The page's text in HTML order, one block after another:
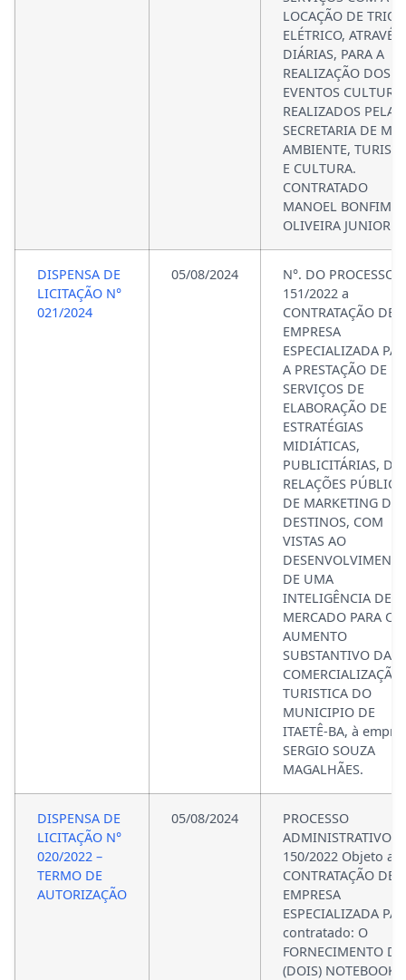
LOCAÇÃO DE TRIO
ELÉTRICO, ATRAVÉS
DIÁRIAS, PARA A
REALIZAÇÃO DOS
EVENTOS
REALIZADOS PELA
SECRETARIA DE
AMBIENTE,
E CULTURA.
CONTRATADO
MANOEL BONFIM
OLIVEIRA JUNIOR.
DISPENSA DE
LICITAÇÃO N°
021/2024
05/08/2024
N°. DO PROCESSO:
151/2022 a
CONTRATAÇÃO DE
EMPRESA
ESPECIALIZADA
A PRESTAÇÃO DE
SERVIÇOS DE
ELABORAÇÃO DE
ESTRATÉGIAS
MIDIÁTICAS,
PUBLICITÁRIAS, DE
RELAÇÕES
DE MARKETING DE
DESTINOS, COM
VISTAS AO
DE UMA
INTELIGÊNCIA DE
MERCADO PARA O
AUMENTO
SUBSTANTIVO DA
COMERCIALIZAÇÃO
TURISTICA DO
MUNICIPIO DE
ITAETÊ-BA, à
SERGIO SOUZA
MAGALHÃES.
DISPENSA DE
LICITAÇÃO N°
020/2022 –
TERMO DE
AUTORIZAÇÃO
05/08/2024
PROCESSO
ADMINISTRATIVO
150/2022 Objeto a
CONTRATAÇÃO DE
EMPRESA
ESPECIALIZADA
contratado: O
FORNECIMENTO
(DOIS) NOTEBOOKS